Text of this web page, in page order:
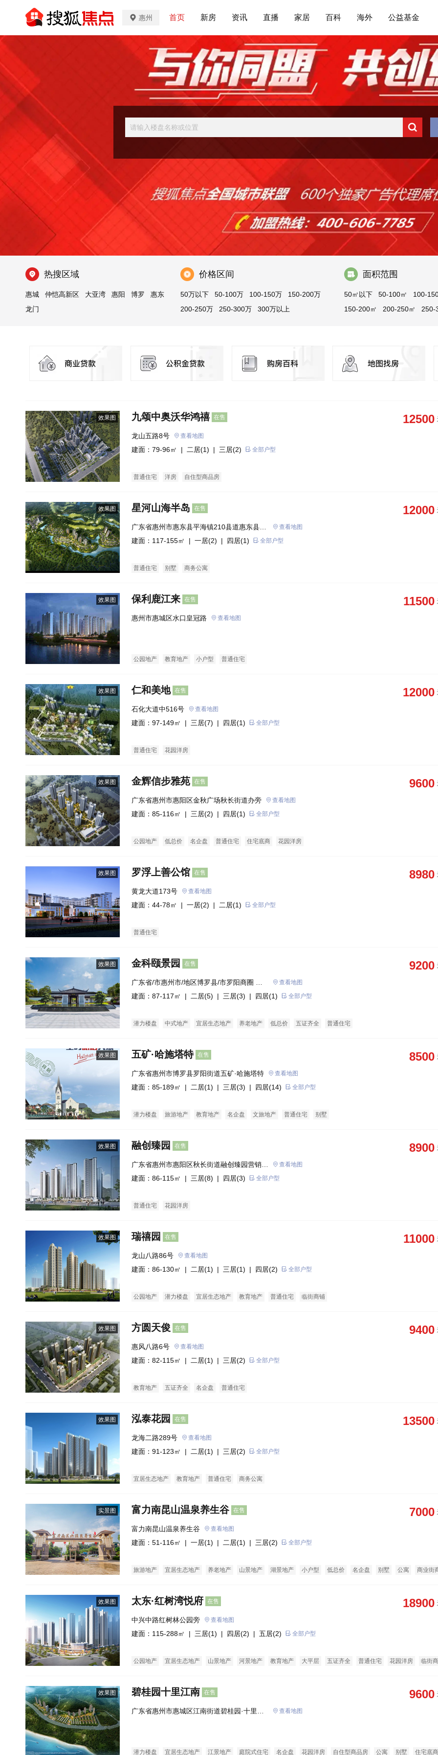
惠州 首页 新房 资讯 直播 家居 百科 海外 公益基金
热搜区域
惠城 仲恺高新区 大亚湾 惠阳 博罗
惠东
龙门
价格区间
50万以下 50-100万 100-150万
150-200万
200-250万
250-300万 300万以上
面积范围
50㎡以下 50-100㎡
100-
150-200㎡
200-250㎡
250-
效果图 九颂中奥沃华鸿禧 在售 12500
龙山五路8号 查看地图
建面：79-96㎡ | 二居(1) | 三居(2) 全部户型
普通住宅 洋房 自住型商品房
效果图 星河山海半岛 在售 12000
广东省惠州市惠东县平海镇210县道惠东县巽
寮滨海旅游度假区
查看地图
建面：117-155㎡ | 一居(2) | 四居(1) 全部户型
普通住宅 别墅 商务公寓
效果图 保利鹿江来 在售 11500
惠州市惠城区水口皇冠路 查看地图
公园地产 教育地产 小户型 普通住宅
效果图 仁和美地 在售 12000
石化大道中516号 查看地图
建面：97-149㎡ | 三居(7) | 四居(1) 全部户型
普通住宅 花园洋房
效果图 金辉信步雅苑 在售 9600
广东省惠州市惠阳区金秋广场秋长街道办旁 查看地图
建面：85-116㎡ | 三居(2) | 四居(1) 全部户型
公园地产 低总价 名企盘 普通住宅 住宅底商 花园洋房
效果图 罗浮上善公馆 在售 8980
黄龙大道173号 查看地图
建面：44-78㎡ | 一居(2) | 二居(1) 全部户型
普通住宅
效果图 金科颐景园 在售 9200
广东省/市惠州市/地区博罗县/市罗阳商圈 惠
州市惠博大道595号
查看地图
建面：87-117㎡ | 二居(5) | 三居(3) | 四居(1) 全部户型
潜力楼盘 中式地产 宜居生态地产 养老地产 低总价 五证齐全 普通住宅
效果图 五矿·哈施塔特 在售 8500
广东省惠州市博罗县罗阳街道五矿·哈施塔特 查看地图
建面：85-189㎡ | 二居(1) | 三居(3) | 四居(14) 全部户型
潜力楼盘 旅游地产 教育地产 名企盘 文旅地产 普通住宅 别墅
效果图 融创臻园 在售 8900
广东省惠州市惠阳区秋长街道融创臻园营销中
心(建设中)融创玖樟台
查看地图
建面：86-115㎡ | 三居(8) | 四居(3) 全部户型
普通住宅 花园洋房
效果图 瑞禧园 在售 11000
龙山八路86号 查看地图
建面：86-130㎡ | 二居(1) | 三居(1) | 四居(2) 全部户型
公园地产 潜力楼盘 宜居生态地产 教育地产 普通住宅 临街商铺
效果图 方圆天俊 在售 9400
惠风八路6号 查看地图
建面：82-115㎡ | 二居(1) | 三居(2) 全部户型
教育地产 五证齐全 名企盘 普通住宅
效果图 泓泰花园 在售 13500
龙海二路289号 查看地图
建面：91-123㎡ | 二居(1) | 三居(2) 全部户型
宜居生态地产 教育地产 普通住宅 商务公寓
实景图 富力南昆山温泉养生谷 在售 7000
富力南昆山温泉养生谷 查看地图
建面：51-116㎡ | 一居(1) | 二居(1) | 三居(2) 全部户型
旅游地产 宜居生态地产 养老地产 山景地产 湖景地产 小户型 低总价 名企盘 别墅 公寓 商业街
效果图 太东·红树湾悦府 在售 18900
中兴中路红树林公园旁 查看地图
建面：115-288㎡ | 三居(1) | 四居(2) | 五居(2) 全部户型
公园地产 宜居生态地产 山景地产 河景地产 教育地产 大平层 五证齐全 普通住宅 花园洋房 临街
效果图 碧桂园十里江南 在售 9600
广东省惠州市惠城区江南街道碧桂园·十里江
查看地图
潜力楼盘 宜居生态地产 江景地产 庭院式住宅 名企盘 花园洋房 自住型商品房 公寓 别墅 住宅底商